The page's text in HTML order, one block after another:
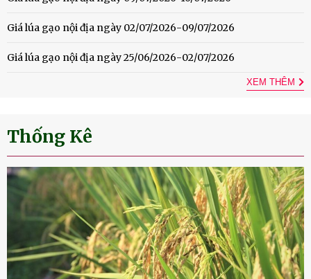
Giá lúa gạo nội địa ngày 02/07/2026-09/07/2026
Giá lúa gạo nội địa ngày 25/06/2026-02/07/2026
XEM THÊM
Thống Kê